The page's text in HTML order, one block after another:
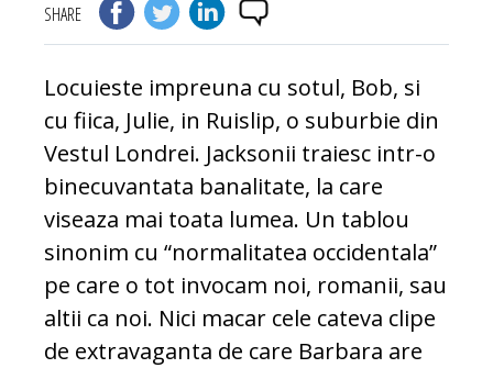
SHARE
Locuieste impreuna cu sotul, Bob, si
cu fiica, Julie, in Ruislip, o suburbie din
Vestul Londrei. Jacksonii traiesc intr-o
binecuvantata banalitate, la care
viseaza mai toata lumea. Un tablou
sinonim cu “normalitatea occidentala”
pe care o tot invocam noi, romanii, sau
altii ca noi. Nici macar cele cateva clipe
de extravaganta de care Barbara are